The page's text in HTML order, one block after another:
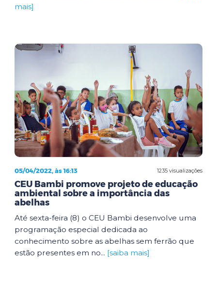
mais]
1235 visualizações
05/04/2022, às 16:13
CEU Bambi promove projeto de educação
ambiental sobre a importância das
abelhas
Até sexta-feira (8) o CEU Bambi desenvolve uma
programação especial dedicada ao
conhecimento sobre as abelhas sem ferrão que
estão presentes em no... [saiba mais]